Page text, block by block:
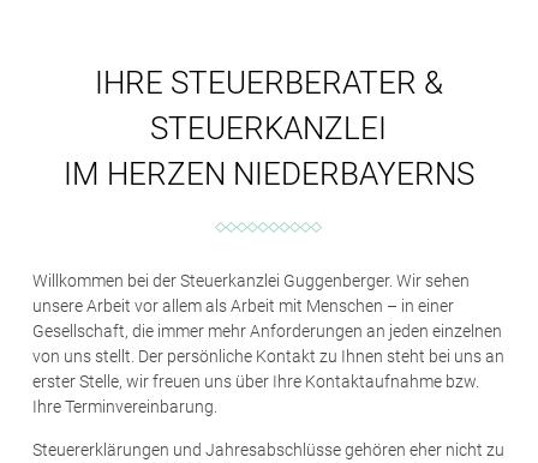
IHRE STEUERBERATER &
STEUERKANZLEI
IM HERZEN NIEDERBAYERNS
Willkommen bei der Steuerkanzlei Guggenberger. Wir sehen
unsere Arbeit vor allem als Arbeit mit Menschen – in einer
Gesellschaft, die immer mehr Anforderungen an jeden einzelnen
von uns stellt. Der persönliche Kontakt zu Ihnen steht bei uns an
erster Stelle, wir freuen uns über Ihre Kontaktaufnahme bzw.
Ihre Terminvereinbarung.
Steuererklärungen und Jahresabschlüsse gehören eher nicht zu